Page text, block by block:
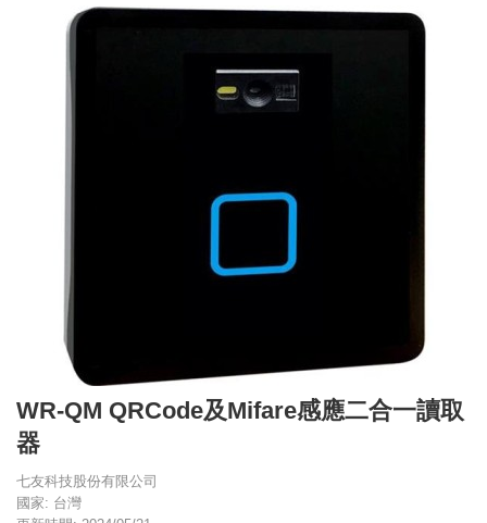
WR-QM QRCode及Mifare感應二合一讀取
器
七友科技股份有限公司
國家: 台灣